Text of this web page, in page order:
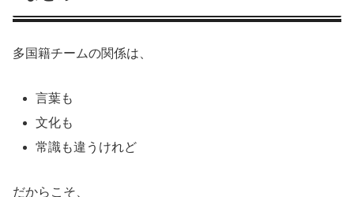
多国籍チームの関係は、
言葉も
文化も
常識も違うけれど
だからこそ、